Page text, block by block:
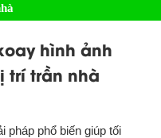
hình ảnh
trí trần nhà
pháp phổ biến giúp tối